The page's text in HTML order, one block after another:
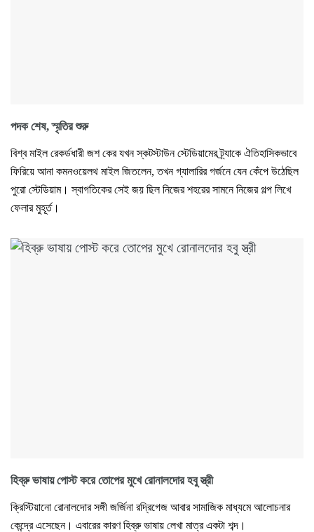
পদক শেষ, স্মৃতির শুরু
বিশ্ব মাইল রেকর্ডধারী জশ কের যখন স্কটস্টাউন স্টেডিয়ামের ট্র্যাকে ঐতিহাসিকভাবে
ফিরিয়ে আনা কমনওয়েলথ মাইল জিতলেন, তখন গ্যালারির গর্জনে যেন কেঁপে উঠেছিল
পুরো স্টেডিয়াম। স্বাগতিকের সেই জয় ছিল নিজের শহরের সামনে নিজের গল্প লিখে
ফেলার মুহূর্ত।
হিব্রু ভাষায় পোস্ট করে তোপের মুখে রোনালদোর হবু স্ত্রী
ক্রিস্টিয়ানো রোনালদোর সঙ্গী জর্জিনা রদ্রিগেজ আবার সামাজিক মাধ্যমে আলোচনার
কেন্দ্রে এসেছেন। এবারের কারণ হিব্রু ভাষায় লেখা মাত্র একটা শব্দ।